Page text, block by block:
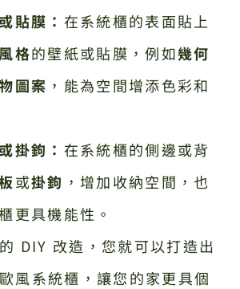
貼膜： 在系統櫃的表面貼上
格的壁紙或貼膜，例如幾何
圖案 ，能為空間增添色彩和
掛鉤： 在系統櫃的側邊或背
或掛鉤 ，增加收納空間，也
更具機能性。
DIY 改造，您就可以打造出
風系統櫃，讓您的家更具個